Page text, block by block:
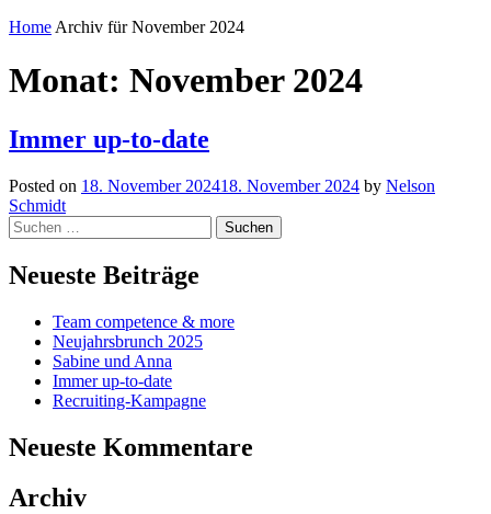
Home Archiv für November 2024
Monat: November 2024
Immer up-to-date
Posted on 18. November 202418. November 2024 by Nelson
Schmidt
Suchen
nach:
Neueste Beiträge
Team competence & more
Neujahrsbrunch 2025
Sabine und Anna
Immer up-to-date
Recruiting-Kampagne
Neueste Kommentare
Archiv